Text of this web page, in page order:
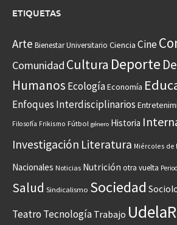
ETIQUETAS
Arte Bienestar Universitario Ciencia Cine
Comunidad Cultura Deporte
Humanos EcologíaEconomía
Enfoques Interdisciplinarios
Filosofía Frikismo Fútbol género Historia
Investigación Literatura Miércoles de
Nacionales Noticias Nutrición otra vuelta
Salud Sindicalismo Sociedad
Teatro Tecnología Trabajo UdelaR